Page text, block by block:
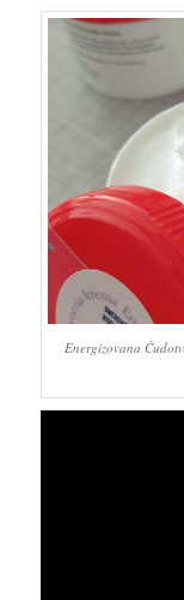
Energizovana